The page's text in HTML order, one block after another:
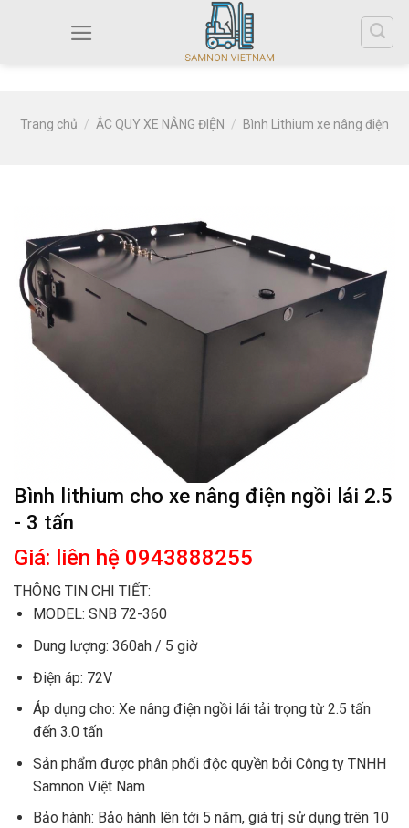
Trang chủ / ẮC QUY XE NÂNG ĐIỆN / Bình Lithium xe nâng điện
Bình lithium cho xe nâng điện ngồi lái 2.5
- 3 tấn
Giá: liên hệ 0943888255
THÔNG TIN CHI TIẾT:
MODEL: SNB 72-360
Dung lượng: 360ah / 5 giờ
Điện áp: 72V
Áp dụng cho: Xe nâng điện ngồi lái tải trọng từ 2.5 tấn
đến 3.0 tấn
Sản phẩm được phân phối độc quyền bởi Công ty TNHH
Samnon Việt Nam
Bảo hành: Bảo hành lên tới 5 năm, giá trị sử dụng trên 10